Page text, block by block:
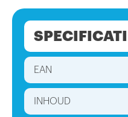
EAN
INHOUD